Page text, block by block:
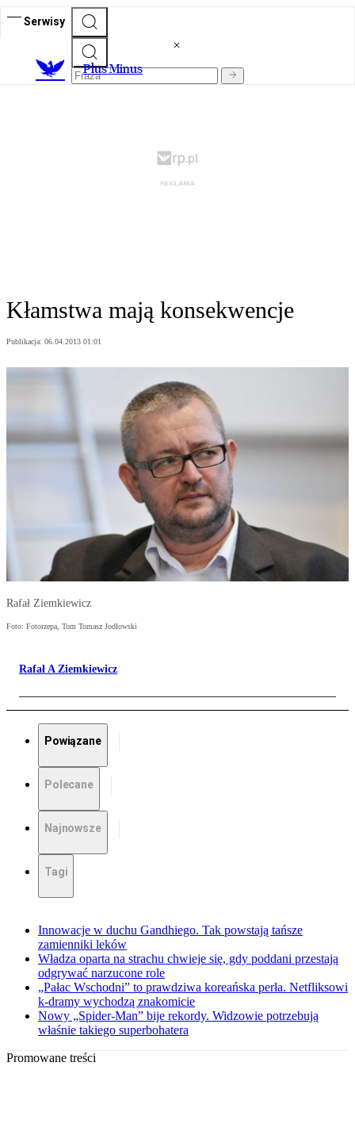
Serwisy
Plus Minus
Kłamstwa mają konsekwencje
Publikacja: 06.04.2013 01:01
Rafał Ziemkiewicz
Foto: Fotorzepa, Tom Tomasz Jodłowski
Rafał A Ziemkiewicz
Powiązane
Polecane
Najnowsze
Tagi
Innowacje w duchu Gandhiego. Tak powstają tańsze
zamienniki leków
Władza oparta na strachu chwieje się, gdy poddani przestają
odgrywać narzucone role
„Pałac Wschodni” to prawdziwa koreańska perła. Netfliksowi
k-dramy wychodzą znakomicie
Nowy „Spider-Man” bije rekordy. Widzowie potrzebują
właśnie takiego superbohatera
Promowane treści